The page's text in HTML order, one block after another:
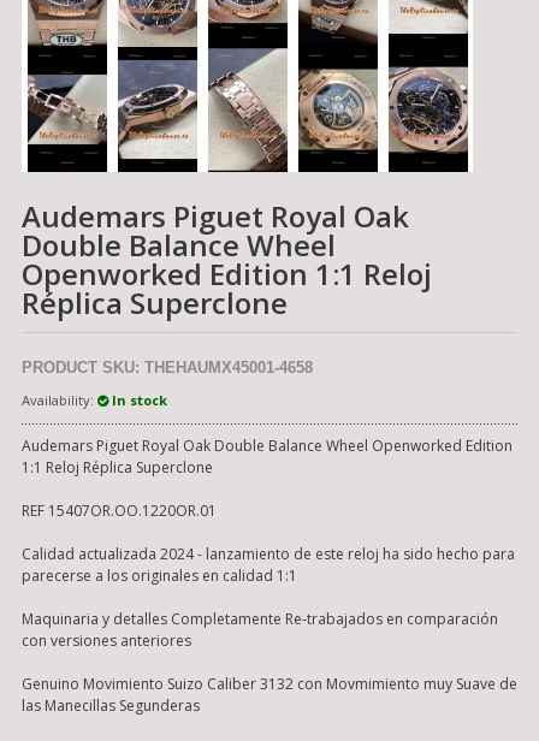
Audemars Piguet Royal Oak
Double Balance Wheel
Openworked Edition 1:1 Reloj
Réplica Superclone
PRODUCT SKU: THEHAUMX45001-4658
Availability:
In stock
Audemars Piguet Royal Oak Double Balance Wheel Openworked Edition
1:1 Reloj Réplica Superclone
REF 15407OR.OO.1220OR.01
Calidad actualizada 2024 - lanzamiento de este reloj ha sido hecho para
parecerse a los originales en calidad 1:1
Maquinaria y detalles Completamente Re-trabajados en comparación
con versiones anteriores
Genuino Movimiento Suizo Caliber 3132 con Movmimiento muy Suave de
las Manecillas Segunderas